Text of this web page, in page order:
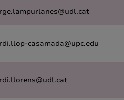
casamada@upc.edu